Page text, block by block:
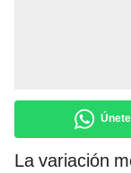
La variación